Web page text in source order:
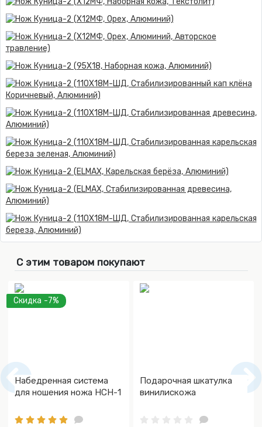
С этим товаром покупают
Скидка -7%
Набедренная система
для ношения ножа НСН-1
Подарочная шкатулка
винилискожа